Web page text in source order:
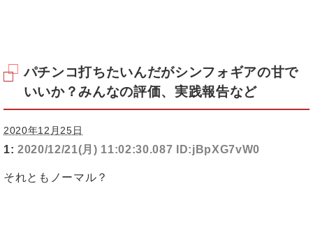
パチンコ打ちたいんだがシンフォギアの甘で
いいか？みんなの評価、実践報告など
2020年12月25日
1: 2020/12/21(月) 11:02:30.087 ID:jBpXG7vW0
それともノーマル？